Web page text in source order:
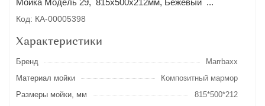
Мойка Модель 29, 815х500х212мм, Бежевый ...
Код: КА-00005398
Характеристики
Бренд
Marrbaxx
Материал мойки
Композитный мармор
Размеры мойки, мм
815*500*212